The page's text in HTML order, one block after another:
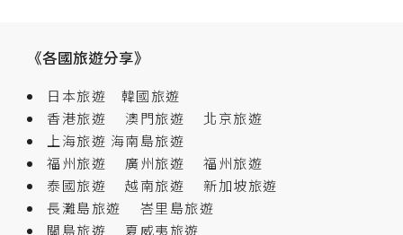
《各國旅遊分享》
日本旅遊
韓國旅遊
香港旅遊
澳門旅遊
北京旅遊
上海旅遊 海南島旅遊
福州旅遊
廣州旅遊
福州旅遊
泰國旅遊
越南旅遊
新加坡旅遊
長灘島旅遊
峇里島旅遊
關島旅遊
夏威夷旅遊